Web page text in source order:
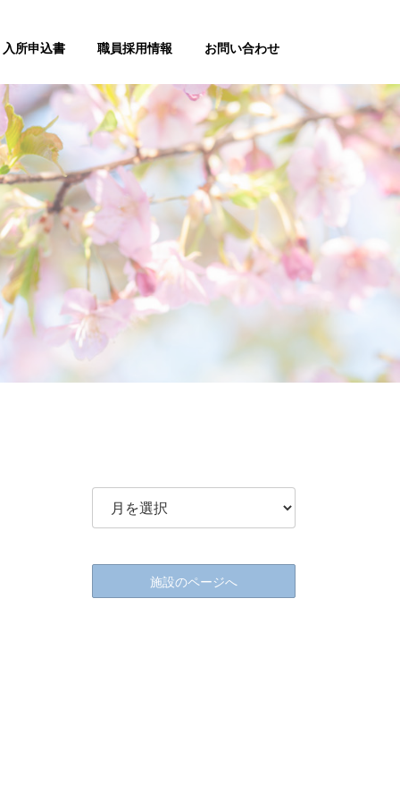
入所申込書 職員採用情報 お問い合わせ
施設のページへ